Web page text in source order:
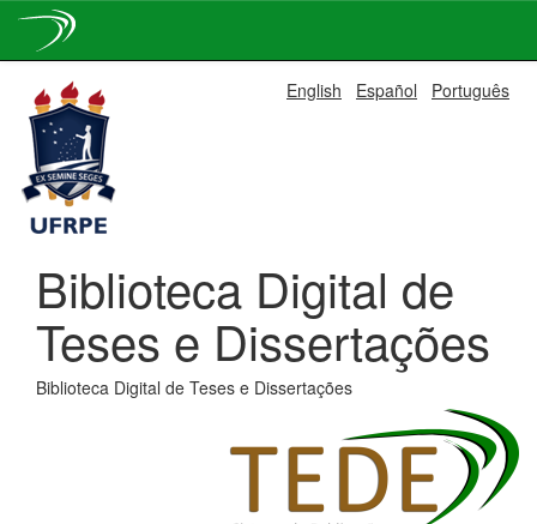
navigation
English Español Português
Biblioteca Digital de
Teses e Dissertações
Biblioteca Digital de Teses e Dissertações